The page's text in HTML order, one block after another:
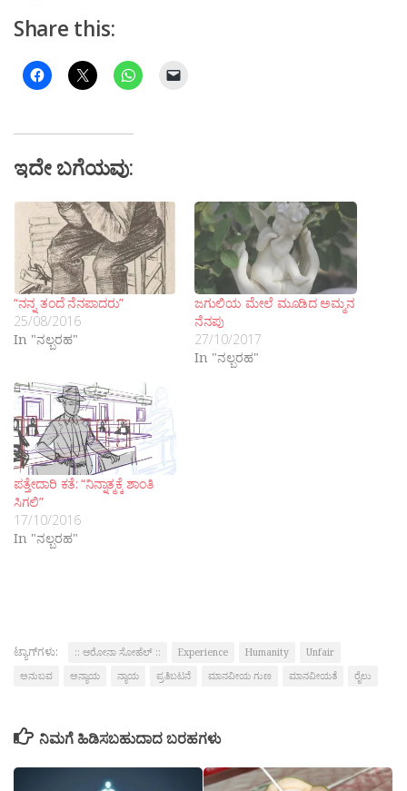
Share this:
ಇದೇ ಬಗೆಯವು:
“ನನ್ನ ತಂದೆ ನೆನಪಾದರು”
25/08/2016
In "ನಲ್ಬರಹ"
ಜಗುಲಿಯ ಮೇಲೆ ಮೂಡಿದ ಅಮ್ಮನ
ನೆನಪು
27/10/2017
In "ನಲ್ಬರಹ"
ಪತ್ತೇದಾರಿ ಕತೆ: “ನಿನ್ನಾತ್ಮಕ್ಕೆ ಶಾಂತಿ
ಸಿಗಲಿ”
17/10/2016
In "ನಲ್ಬರಹ"
ಟ್ಯಾಗ್‌ಗಳು: :: ಆರೋನಾ ಸೋಹೆಲ್ :: Experience Humanity
Unfair
ಅನುಬವ
ಅನ್ಯಾಯ ನ್ಯಾಯ ಪ್ರತಿಬಟನೆ ಮಾನವೀಯ ಗುಣ ಮಾನವೀಯತೆ ರೈಲು
ನಿಮಗೆ ಹಿಡಿಸಬಹುದಾದ ಬರಹಗಳು